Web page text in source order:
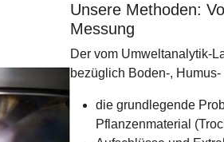
Unsere Methoden:
Messung
Der vom Umweltanalytik-
bezüglich Boden-,
die grundlegende
Pflanzenmaterial